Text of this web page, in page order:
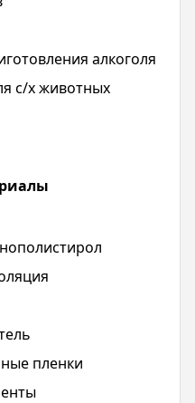
алкоголя
с/х животных
пленки